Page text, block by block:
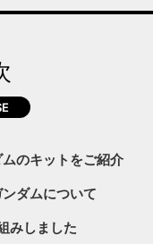
のキットをご紹介
ダムについて
みしました